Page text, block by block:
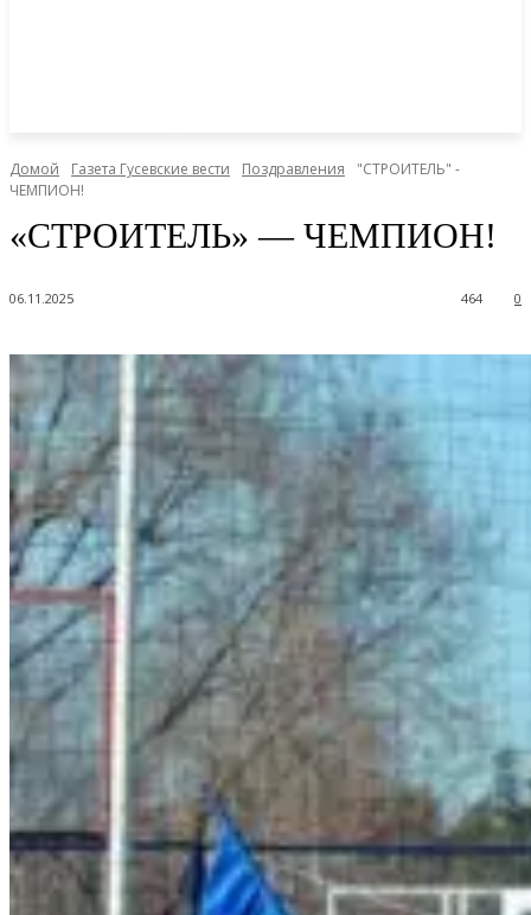
Домой Газета Гусевские вести Поздравления
"СТРОИТЕЛЬ" -
ЧЕМПИОН!
«СТРОИТЕЛЬ» — ЧЕМПИОН!
06.11.2025 0
464